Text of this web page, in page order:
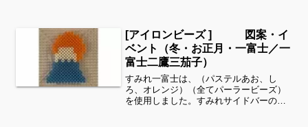
もちょうど良いようです。全部作ること
が難しい時は、ある程度...
[アイロンビーズ ] 図案・イ
ベント（冬・お正月・一富士／一
富士二鷹三茄子）
すみれ一富士は、（パステルあお、し
ろ、オレンジ）（全てパーラービーズ）
を使用しました。すみれサイドバーのカ